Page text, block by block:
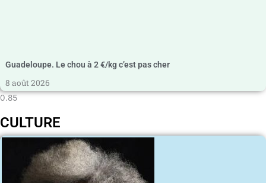
Guadeloupe. Le chou à 2 €/kg c’est pas cher
8 août 2026
CULTURE